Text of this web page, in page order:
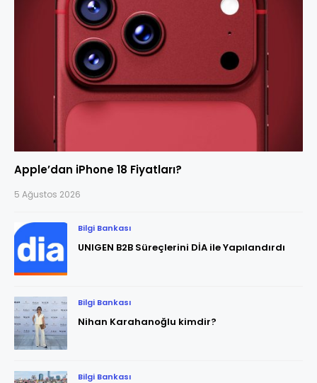
Apple’dan iPhone 18 Fiyatları?
5 Ağustos 2026
Bilgi Bankası
UNIGEN B2B Süreçlerini DİA ile Yapılandırdı
Bilgi Bankası
Nihan Karahanoğlu kimdir?
Bilgi Bankası